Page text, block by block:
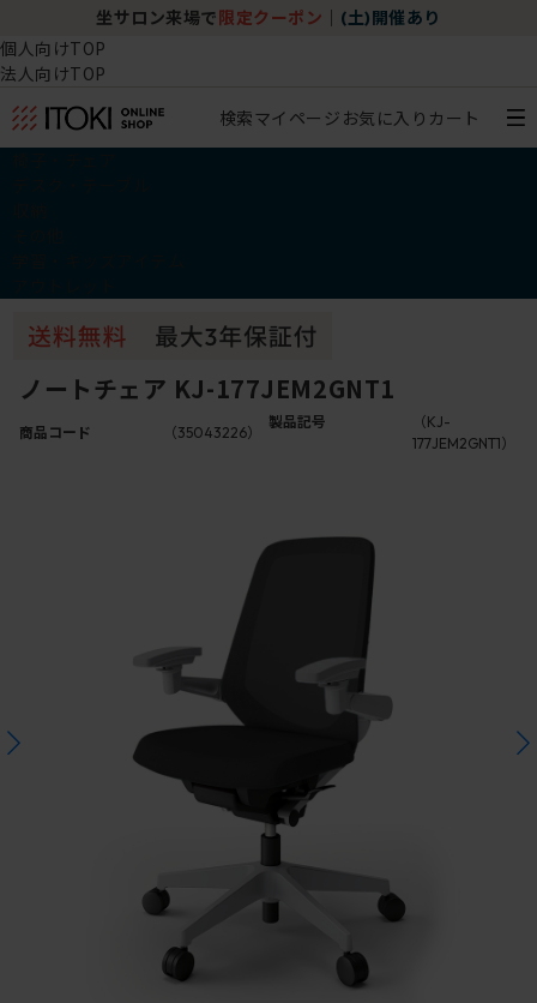
坐サロン来場で 限定クーポン (土)開催あり
個人向けTOP
法人向けTOP
検索マイページ お気に入り カート
ノートチェア KJ-177JEM2GNT1
商品コード （35043226）
製品記号
（KJ-
177JEM2GNT1）